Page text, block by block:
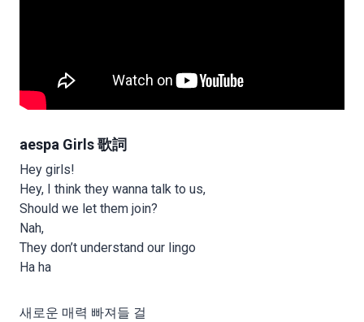
aespa Girls 歌詞
Hey girls!
Hey, I think they wanna talk to us,
Should we let them join?
Nah,
They don’t understand our lingo
Ha ha
새로운 매력 빠져들 걸